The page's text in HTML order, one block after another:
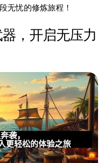
无忧的修炼旅程！
，开启无压力